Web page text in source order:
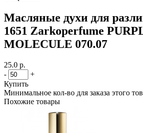
Масляные духи для
1651 Zarkoperfume
MOLECULE 070.07
25.0 р.
-
+
Купить
Минимальное кол-во для заказа этого
Похожие товары